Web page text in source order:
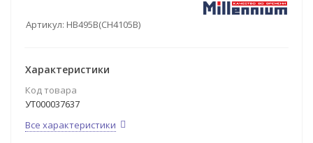
Артикул: НВ495В(СН4105В)
Характеристики
Код товара
УТ000037637
Все характеристики